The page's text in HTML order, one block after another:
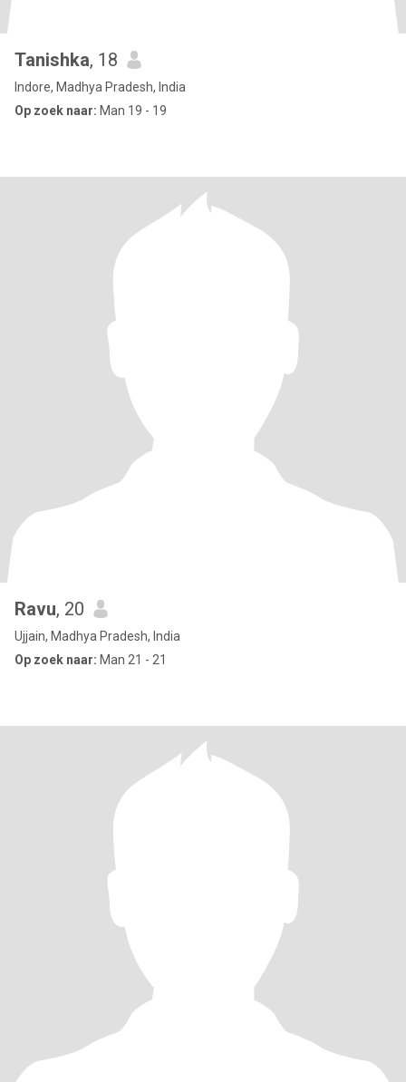
Tanishka, 18
Indore, Madhya Pradesh, India
Op zoek naar: Man 19 - 19
Ravu, 20
Ujjain, Madhya Pradesh, India
Op zoek naar: Man 21 - 21